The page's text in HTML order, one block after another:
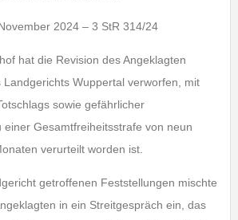
2024 – 3 StR 314/24
hat die Revision des Angeklagten
Wuppertal verworfen, mit
sowie gefährlicher
einer Gesamtfreiheitsstrafe von neun
verurteilt worden ist.
getroffenen Feststellungen mischte
in ein Streitgespräch ein, das